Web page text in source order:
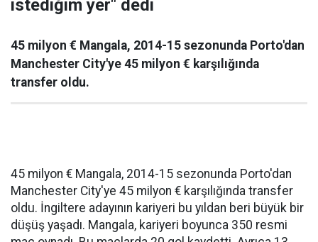
istediğim yer" dedi
45 milyon € Mangala, 2014-15 sezonunda Porto'dan
Manchester City'ye 45 milyon € karşılığında
transfer oldu.
45 milyon € Mangala, 2014-15 sezonunda Porto'dan
Manchester City'ye 45 milyon € karşılığında transfer
oldu. İngiltere adayının kariyeri bu yıldan beri büyük bir
düşüş yaşadı. Mangala, kariyeri boyunca 350 resmi